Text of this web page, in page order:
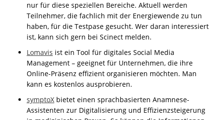
nur für diese speziellen Bereiche. Aktuell werden
Teilnehmer, die fachlich mit der Energiewende zu tun
haben, für die Testpase gesucht. Wer daran interessiert
ist, kann sich gern bei Scinect melden.
Lomavis ist ein Tool für digitales Social Media
Management – geeignet für Unternehmen, die ihre
Online-Präsenz effizient organisieren möchten. Man
kann es kostenlos ausprobieren.
symptoX bietet einen sprachbasierten Anamnese-
Assistenten zur Digitalisierung und Effizienzsteigerung